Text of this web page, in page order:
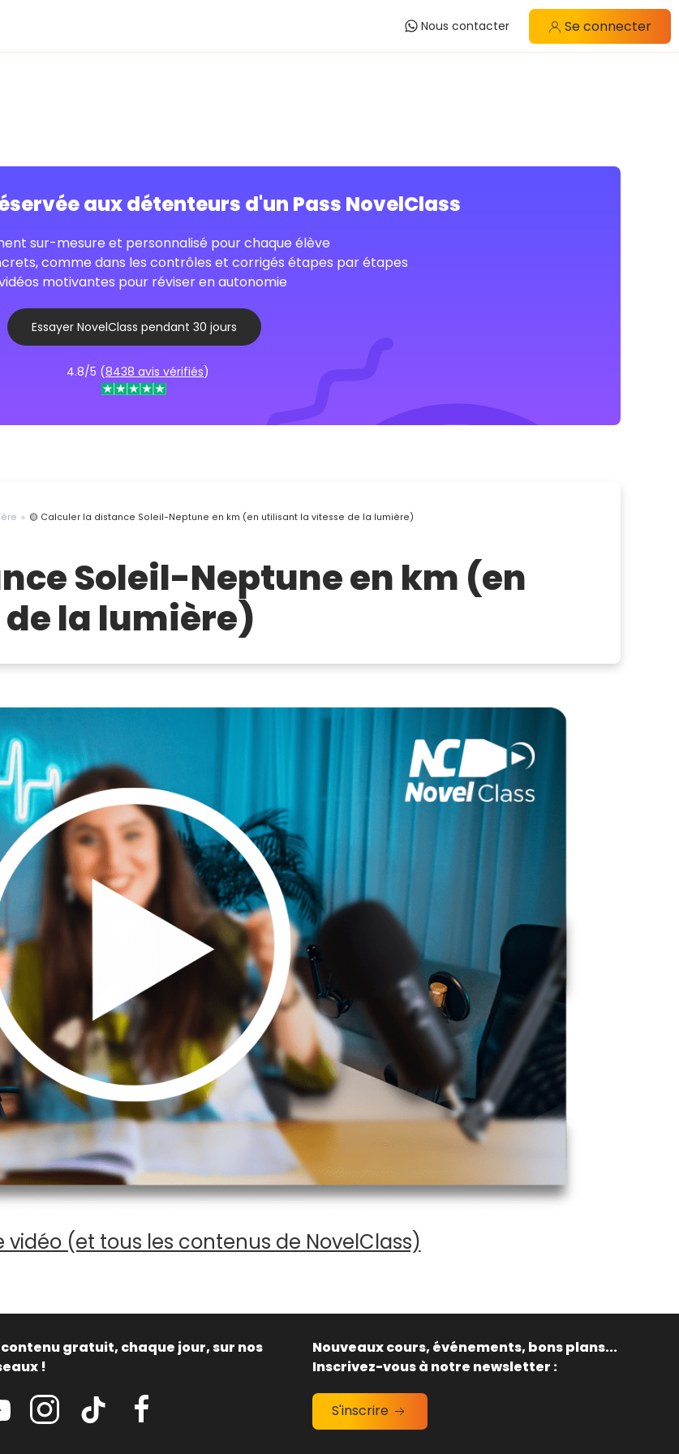
Nous contacter Se connecter
aux détenteurs d'un Pass NovelClass
sur-mesure et personnalisé pour chaque élève
comme dans les contrôles et corrigés étapes par étapes
motivantes pour réviser en autonomie
Essayer NovelClass pendant 30 jours
4.8/5 (8438 avis vérifiés)
🟡 Calculer la distance Soleil-Neptune en km (en utilisant la vitesse de la lumière)
Soleil-Neptune en km (en
la lumière)
(et tous les contenus de NovelClass)
contenu gratuit, chaque jour, sur nos
!
Nouveaux cours, événements, bons plans...
Inscrivez-vous à notre newsletter :
S'inscrire